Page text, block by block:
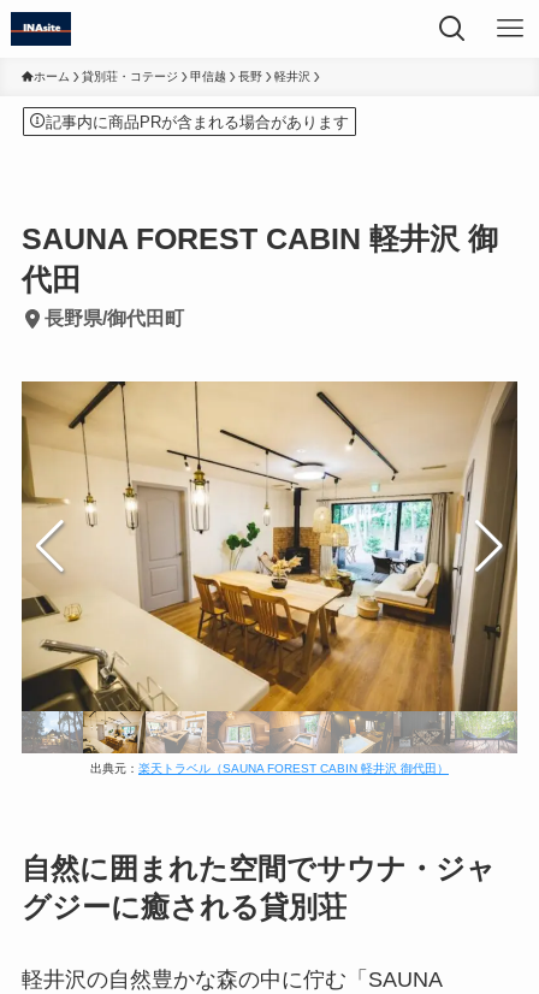
ホーム 貸別荘・コテージ 甲信越 長野 軽井沢
記事内に商品PRが含まれる場合があります
SAUNA FOREST CABIN 軽井沢 御
代田
長野県/御代田町
出典元： 楽天トラベル（SAUNA FOREST CABIN 軽井沢 御代田）
自然に囲まれた空間でサウナ・ジャ
グジーに癒される貸別荘
軽井沢の自然豊かな森の中に佇む「SAUNA